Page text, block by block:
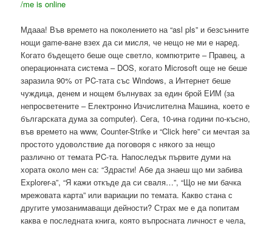
/me is online
Мдааа! Във времето на поколението на “asl pls” и безсънните
нощи game-ване взех да си мисля, че нещо не ми е наред.
Когато бъдещето беше още светло, компютрите – Правец, а
операционната система – DOS, когато Microsoft още не беше
заразила 90% от PC-тата със Windows, а Интернет беше
чуждица, денем и нощем бълнувах за един брой ЕИМ (за
непросветените – Електронно Изчислителна Машина, което е
българската дума за computer). Сега, 10-ина години по-късно,
във времето на www, Counter-Strike и “Click here” си мечтая за
простото удоволствие да поговоря с някого за нещо
различно от темата PC-та. Напоследък първите думи на
хората около мен са: “Здрасти! Абе да знаеш що ми забива
Explorer-а”, “Я кажи откъде да си сваля…”, “Що не ми бачка
мрежовата карта” или вариации по темата. Какво стана с
другите умозанимаващи дейности? Страх ме е да попитам
каква е последната книга, която въпросната личност е чела,